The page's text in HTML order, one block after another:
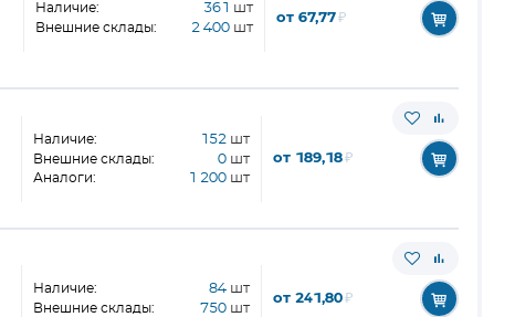
Наличие: 361 шт
Внешние склады: 2 400 шт
от 67,77₽
Наличие: 152 шт
Внешние склады: 0 шт
Аналоги: 1 200 шт
от 189,18₽
Наличие: 84 шт
Внешние склады: 750 шт
от 241,80₽